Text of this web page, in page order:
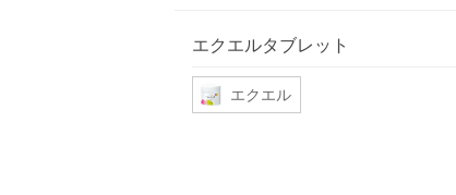
エクエルタブレット
エクエル